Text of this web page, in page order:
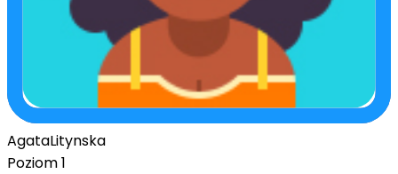
AgataLitynska
Poziom1